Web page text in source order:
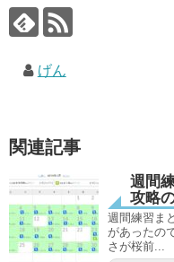
げん
関連記事
週間
攻略
週間練習ま
があったの
さが桜前...